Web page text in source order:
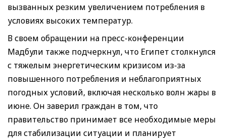
вызванных резким увеличением потребления в
условиях высоких температур.
В своем обращении на пресс-конференции
Мадбули также подчеркнул, что Египет столкнулся
с тяжелым энергетическим кризисом из-за
повышенного потребления и неблагоприятных
погодных условий, включая несколько волн жары в
июне. Он заверил граждан в том, что
правительство принимает все необходимые меры
для стабилизации ситуации и планирует